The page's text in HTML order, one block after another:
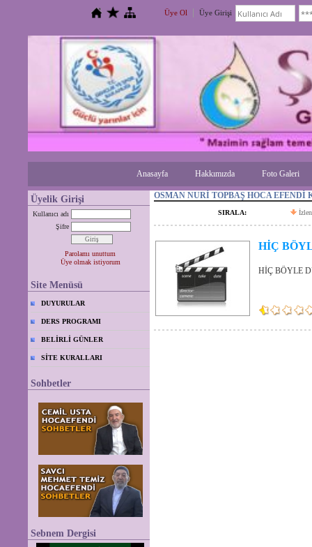
Üye Ol Üye Girişi
Anasayfa Hakkımızda Foto Galeri
Üyelik Girişi
Kullanıcı adı
Şifre
Parolamı unuttum
Üye olmak istiyorum
Site Menüsü
DUYURULAR
DERS PROGRAMI
BELİRLİ GÜNLER
SİTE KURALLARI
Sohbetler
Sebnem Dergisi
OSMAN NURİ TOPBAŞ HOCA EFENDİ
SIRALA:
HİÇ
HİÇ BÖYLE